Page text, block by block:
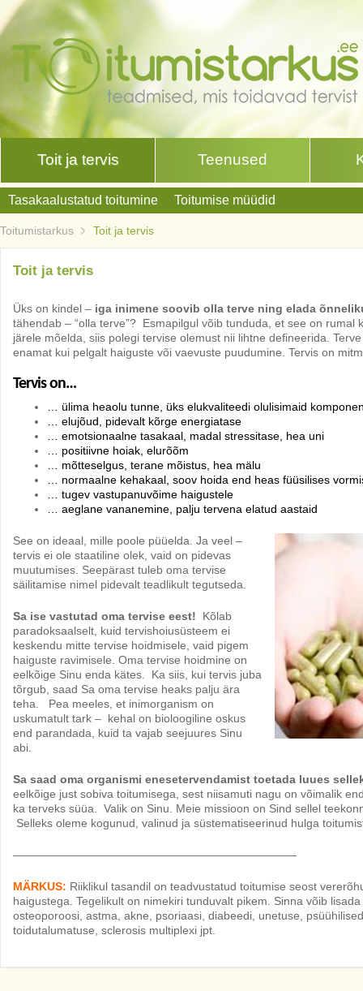
Toit ja tervis Teenused
Tasakaalustatud toitumine Toitumise müüdid
Toitumistarkus Toit ja tervis
Toit ja tervis
Üks on kindel – iga inimene soovib olla terve ning elada
tähendab – “olla terve”? Esmapilgul võib tunduda, et see on rumal
järele mõelda, siis polegi tervise olemust nii lihtne defineerida.
enamat kui pelgalt haiguste või vaevuste puudumine. Tervis on
Tervis on…
… ülima heaolu tunne, üks elukvaliteedi olulisimaid
… elujõud, pidevalt kõrge energiatase
… emotsionaalne tasakaal, madal stressitase, hea uni
… positiivne hoiak, elurõõm
… mõtteselgus, terane mõistus, hea mälu
… normaalne kehakaal, soov hoida end heas füüsilises
… tugev vastupanuvõime haigustele
… aeglane vananemine, palju tervena elatud aastaid
See on ideaal, mille poole püüelda. Ja veel –
tervis ei ole staatiline olek, vaid on pidevas
muutumises. Seepärast tuleb oma tervise
säilitamise nimel pidevalt teadlikult tegutseda.
Sa ise vastutad oma tervise eest! Kõlab
paradoksaalselt, kuid tervishoiusüsteem ei
keskendu mitte tervise hoidmisele, vaid pigem
haiguste ravimisele. Oma tervise hoidmine on
eelkõige Sinu enda kätes. Ka siis, kui tervis juba
tõrgub, saad Sa oma tervise heaks palju ära
teha. Pea meeles, et inimorganism on
uskumatult tark – kehal on bioloogiline oskus
end parandada, kuid ta vajab seejuures Sinu
abi.
Sa saad oma organismi enesetervendamist toetada luues
eelkõige just sobiva toitumisega, sest niisamuti nagu on võimalik
ka terveks süüa. Valik on Sinu. Meie missioon on Sind sellel
Selleks oleme kogunud, valinud ja süstematiseerinud hulga
—————————————————————————
MÄRKUS: Riiklikul tasandil on teadvustatud toitumise seost
haigustega. Tegelikult on nimekiri tunduvalt pikem. Sinna võib
osteoporoosi, astma, akne, psoriaasi, diabeedi, unetuse,
toidutalumatuse, sclerosis multiplexi jpt.